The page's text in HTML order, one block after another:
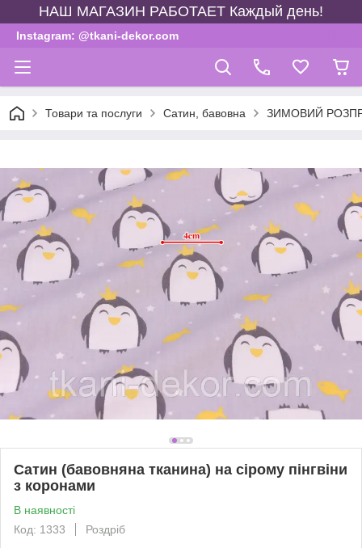
НАШ МАГАЗИН РАБОТАЕТ Каждый день!
Instagram: @tkani-dekor.com
Товари та послуги Сатин, бавовна ЗИМОВИЙ
Сатин (бавовняна тканина) на сірому пінгвіни
з коронами
В наявності
Код: 1333
Роздріб